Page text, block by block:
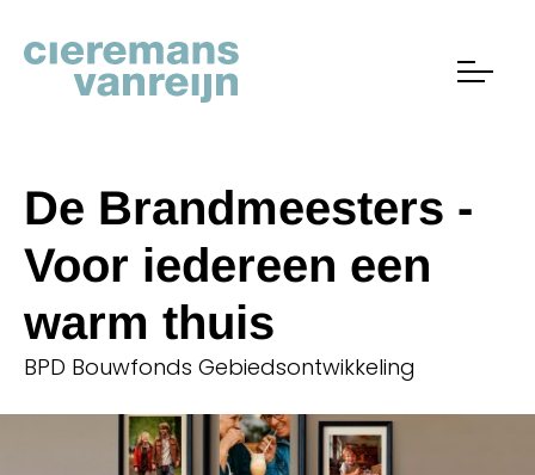
De Brandmeesters -
Voor iedereen een
warm thuis
BPD Bouwfonds Gebiedsontwikkeling